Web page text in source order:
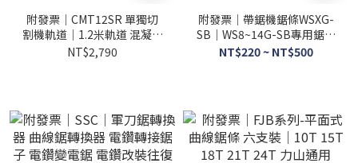
附發票｜CMT12SR 單獨切
割機軌道｜1.2米軌道 混凝土
鋼筋墻壁路面馬路大型手持
NT$2,790
附發票｜帶鋸機鋸條WSXG-
SB｜WS8~14G-SB專用鋸條
9吋~14吋帶鋸機鋸條
NT$220 ~ NT$500